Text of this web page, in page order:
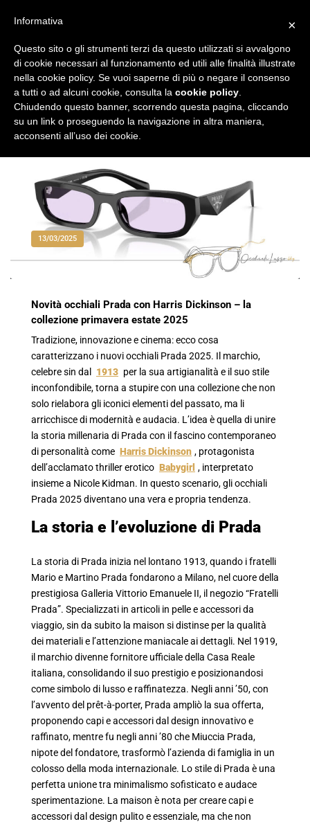
13/03/2025
Novità occhiali Prada con Harris Dickinson – la
collezione primavera estate 2025
Tradizione, innovazione e cinema: ecco cosa
caratterizzano i nuovi occhiali Prada 2025. Il marchio,
celebre sin dal
1913 per la sua artigianalità e il suo stile
inconfondibile, torna a stupire con una collezione che non
solo rielabora gli iconici elementi del passato, ma li
arricchisce di modernità e audacia. L’idea è quella di unire
la storia millenaria di Prada con il fascino contemporaneo
di personalità come Harris Dickinson , protagonista
dell’acclamato thriller erotico Babygirl , interpretato
insieme a Nicole Kidman. In questo scenario, gli occhiali
Prada 2025 diventano una vera e propria tendenza.
La storia e l’evoluzione di Prada
La storia di Prada inizia nel lontano 1913, quando i fratelli
Mario e Martino Prada fondarono a Milano, nel cuore della
prestigiosa Galleria Vittorio Emanuele II, il negozio “Fratelli
Prada”. Specializzati in articoli in pelle e accessori da
viaggio, sin da subito la maison si distinse per la qualità
dei materiali e l’attenzione maniacale ai dettagli. Nel 1919,
il marchio divenne fornitore ufficiale della Casa Reale
italiana, consolidando il suo prestigio e posizionandosi
come simbolo di lusso e raffinatezza. Negli anni ’50, con
l’avvento del prêt-à-porter, Prada ampliò la sua offerta,
proponendo capi e accessori dal design innovativo e
raffinato, mentre fu negli anni ’80 che Miuccia Prada,
nipote del fondatore, trasformò l’azienda di famiglia in un
colosso della moda internazionale. Lo stile di Prada è una
perfetta unione tra minimalismo sofisticato e audace
sperimentazione. La maison è nota per creare capi e
accessori dal design pulito e essenziale, ma che non
×
Informativa
Questo sito o gli strumenti terzi da questo utilizzati si avvalgono
di cookie necessari al funzionamento ed utili alle finalità illustrate
nella cookie policy. Se vuoi saperne di più o negare il consenso
a tutti o ad alcuni cookie, consulta la cookie policy
Chiudendo questo banner, scorrendo questa pagina, cliccando
su un link o proseguendo la navigazione in altra maniera,
acconsenti all’uso dei cookie.